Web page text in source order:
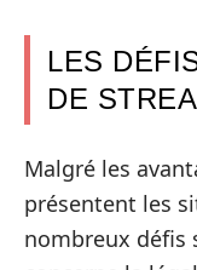
LES
DE
Malgré les
présentent les
nombreux défis